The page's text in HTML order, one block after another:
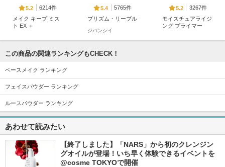
5.2
6214件
メイク キープ ミス
ト EX ＋
5.4
5765件
プリズム・リーブル
ジバンシイ
5.2
3267件
モイスチュアライジ
ング プライマー
5.4
7354件
エッセンス スキン
グロウ ファンデー
ション
SHISEIDO
ヴォワールコレクチ
テ
ジェノプティクス C
この商品の関連ランキングもCHECK！
ベースメイク ランキング
フェイスパウダー ランキング
ルースパウダー ランキング
あわせて読みたい
【終了しました】「NARS」から初のクレンジン
グオイルが登場！いち早く体験できるイベントを
@cosme TOKYOで開催